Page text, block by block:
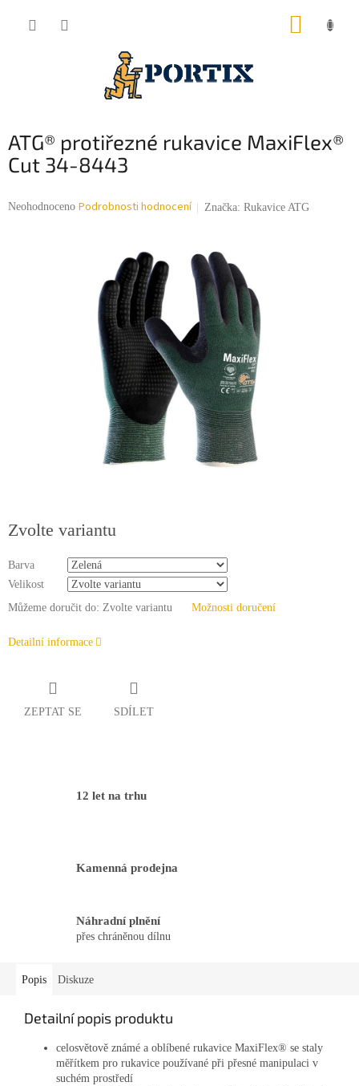
ATG® protiřezné rukavice MaxiFlex®
Cut 34-8443
Průměrné
Neohodnoceno Podrobnosti hodnocení Značka: Rukavice ATG
Zvolte variantu
Barva
Velikost
Můžeme doručit do: Zvolte variantu Možnosti doručení
Detailní informace
ZEPTAT SE SDÍLET
12 let na trhu
Kamenná prodejna
Náhradní plnění
přes chráněnou dílnu
Popis Diskuze
Detailní popis produktu
celosvětově známé a oblíbené rukavice MaxiFlex® se staly
měřítkem pro rukavice používané při přesné manipulaci v
suchém prostředí